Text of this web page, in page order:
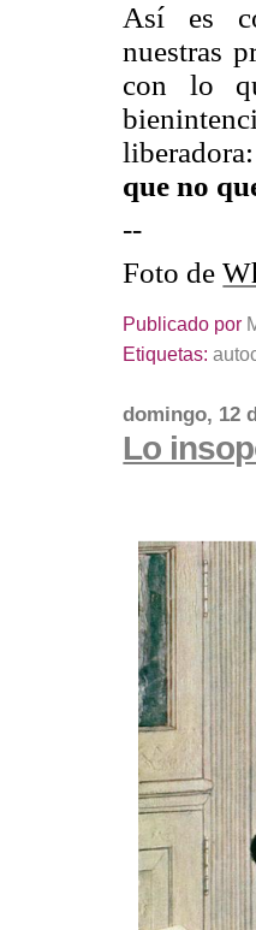
Así es
nuestras
con lo
que no
--
Foto de
Publicado por
Etiquetas:
domingo, 12
Lo